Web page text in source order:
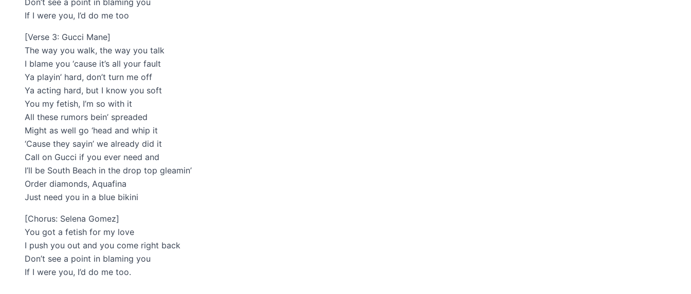
If I were you, I’d do me too
[Verse 3: Gucci Mane]
The way you walk, the way you talk
I blame you ‘cause it’s all your fault
Ya playin’ hard, don’t turn me off
Ya acting hard, but I know you soft
You my fetish, I’m so with it
All these rumors bein’ spreaded
Might as well go ‘head and whip it
‘Cause they sayin’ we already did it
Call on Gucci if you ever need and
I’ll be South Beach in the drop top gleamin’
Order diamonds, Aquafina
Just need you in a blue bikini
[Chorus: Selena Gomez]
You got a fetish for my love
I push you out and you come right back
Don’t see a point in blaming you
If I were you, I’d do me too.